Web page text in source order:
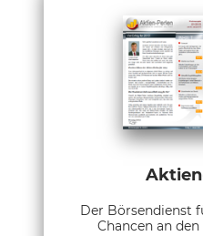
Der Börsendienst
Chancen an